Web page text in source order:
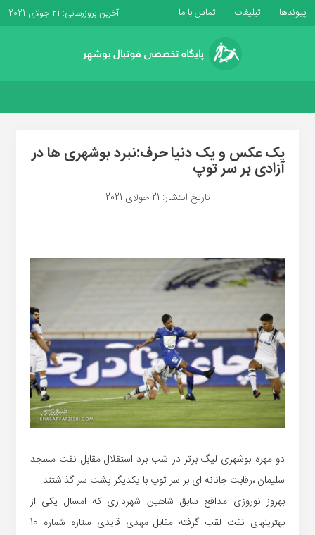
پیوندها تبلیغات تماس با ما آخرین بروزرسانی: 21 جولای 2021
یک عکس و یک دنیا حرف:نبرد بوشهری ها در
آزادی بر سر توپ
تاریخ انتشار: 21 جولای 2021
دو مهره بوشهری لیگ برتر در شب برد استقلال مقابل نفت مسجد
سلیمان ،رقابت جانانه ای بر سر توپ با یکدیگر پشت سر گذاشتند.
بهروز نوروزی مدافع سابق شاهین شهرداری که امسال یکی از
بهترینهای نفت لقب گرفته مقابل مهدی قایدی ستاره شماره 10